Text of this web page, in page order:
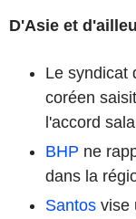
D'Asie et
Le syndicat
coréen
l'accord
BHP ne
dans la
Santos vise